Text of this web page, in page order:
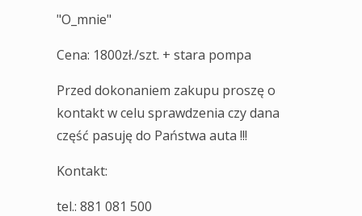
"O_mnie"
Cena: 1800zł./szt. + stara pompa
Przed dokonaniem zakupu proszę o
kontakt w celu sprawdzenia czy dana
część pasuję do Państwa auta !!!
Kontakt:
tel.: 881 081 500